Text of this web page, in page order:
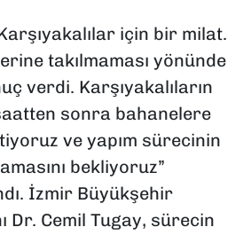
için bir milat.
takılmaması yönünde
verdi. Karşıyakalıların
sonra bahanelere
ve yapım sürecinin
bekliyoruz”
İzmir Büyükşehir
Dr. Cemil Tugay, sürecin